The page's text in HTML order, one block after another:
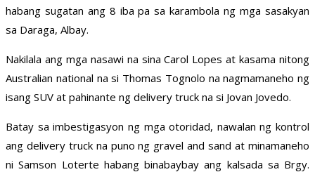
habang sugatan ang 8 iba pa sa karambola ng mga sasakyan
sa Daraga, Albay.
Nakilala ang mga nasawi na sina Carol Lopes at kasama nitong
Australian national na si Thomas Tognolo na nagmamaneho ng
isang SUV at pahinante ng delivery truck na si Jovan Jovedo.
Batay sa imbestigasyon ng mga otoridad, nawalan ng kontrol
ang delivery truck na puno ng gravel and sand at minamaneho
ni Samson Loterte habang binabaybay ang kalsada sa Brgy.